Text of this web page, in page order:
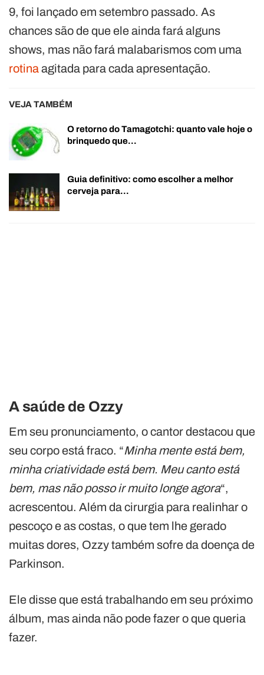
9, foi lançado em setembro passado. As
chances são de que ele ainda fará alguns
shows, mas não fará malabarismos com uma
rotinaagitada para cada apresentação.
VEJA TAMBÉM
O retorno do Tamagotchi: quanto vale hoje o
brinquedo que…
Guia definitivo: como escolher a melhor
cerveja para…
A saúde de Ozzy
Em seu pronunciamento, o cantor destacou que
seu corpo está fraco. “Minha mente está bem,
minha criatividade está bem. Meu canto está
bem, mas não posso ir muito longe agora“,
acrescentou. Além da cirurgia para realinhar o
pescoço e as costas, o que tem lhe gerado
muitas dores, Ozzy também sofre da doença de
Parkinson.
Ele disse que está trabalhando em seu próximo
álbum, mas ainda não pode fazer o que queria
fazer.